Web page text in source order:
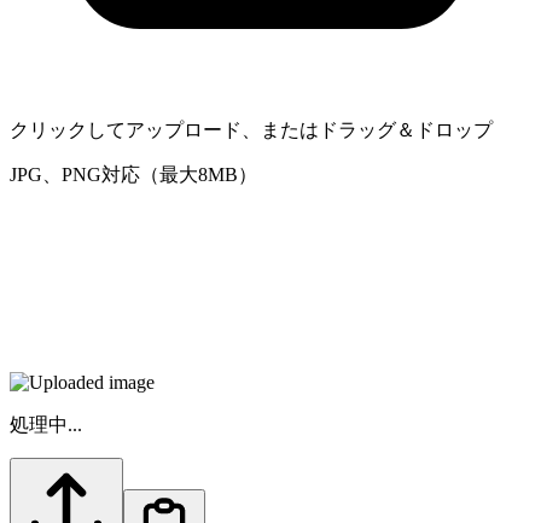
クリックしてアップロード、またはドラッグ＆ドロップ
JPG、PNG対応（最大8MB）
処理中...